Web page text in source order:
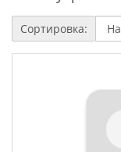
Сортировка: